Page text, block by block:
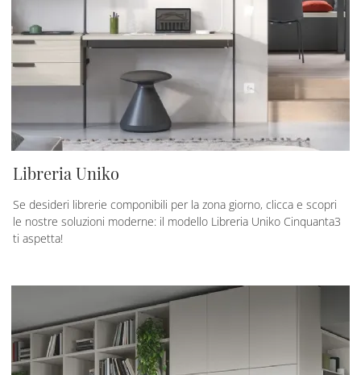
Libreria Uniko
Se desideri librerie componibili per la zona giorno, clicca e scopri
le nostre soluzioni moderne: il modello Libreria Uniko Cinquanta3
ti aspetta!